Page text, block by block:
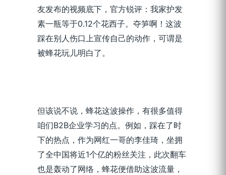
友发布的视频底下，官方锐评：我家护发
素一瓶等于0.12个花西子。夺笋啊！这波
踩在别人伤口上宣传自己的动作，可谓是
被蜂花玩儿明白了。
但该说不说，蜂花这波操作，有很多值得
咱们B2B企业学习的点。例如，踩在了时
下的热点，作为网红一哥的李佳琦，坐拥
了全中国将近1个亿的粉丝关注，此次翻车
也是轰动了网络，蜂花便借助这波流量，